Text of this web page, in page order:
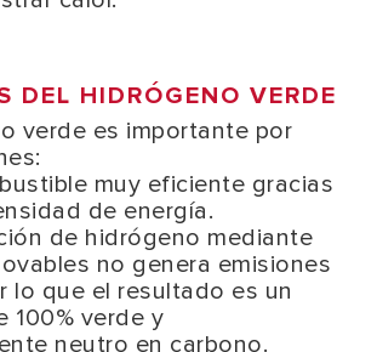
DEL HIDRÓGENO VERDE
verde es importante por
muy eficiente gracias
de energía.
de hidrógeno mediante
no genera emisiones
lo que el resultado es un
100% verde y
neutro en carbono.